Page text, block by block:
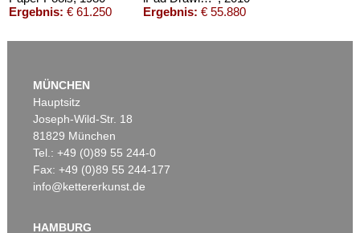
Ergebnis: € 61.250
Ergebnis: € 55.880
Auktion 601 - Lot 212
MÜNCHEN
Hauptsitz
Joseph-Wild-Str. 18
81829 München
Tel.: +49 (0)89 55 244-0
Fax: +49 (0)89 55 244-177
info@kettererkunst.de
HAMBURG